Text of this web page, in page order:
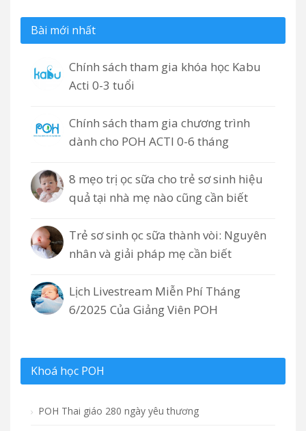
Bài mới nhất
Chính sách tham gia khóa học Kabu
Acti 0-3 tuổi
Chính sách tham gia chương trình
dành cho POH ACTI 0-6 tháng
8 mẹo trị ọc sữa cho trẻ sơ sinh hiệu
quả tại nhà mẹ nào cũng cần biết
Trẻ sơ sinh ọc sữa thành vòi: Nguyên
nhân và giải pháp mẹ cần biết
Lịch Livestream Miễn Phí Tháng
6/2025 Của Giảng Viên POH
Khoá học POH
POH Thai giáo 280 ngày yêu thương